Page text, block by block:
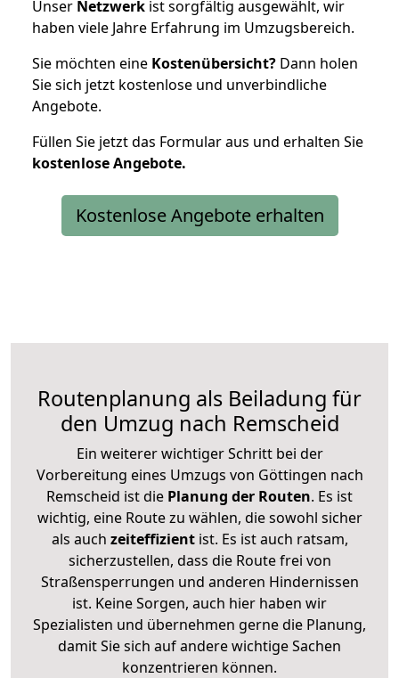
Unser Netzwerk ist sorgfältig ausgewählt, wir
haben viele Jahre Erfahrung im Umzugsbereich.
Sie möchten eine Kostenübersicht? Dann holen
Sie sich jetzt kostenlose und unverbindliche
Angebote.
Füllen Sie jetzt das Formular aus und erhalten Sie
kostenloseAngebote.
Kostenlose Angebote erhalten
Routenplanung als Beiladung für
den Umzug nach Remscheid
Ein weiterer wichtiger Schritt bei der
Vorbereitung eines Umzugs von Göttingen nach
Remscheid ist die Planung der Routen. Es ist
wichtig, eine Route zu wählen, die sowohl sicher
als auch zeiteffizientist. Es ist auch ratsam,
sicherzustellen, dass die Route frei von
Straßensperrungen und anderen Hindernissen
ist. Keine Sorgen, auch hier haben wir
Spezialisten und übernehmen gerne die Planung,
damit Sie sich auf andere wichtige Sachen
konzentrieren können.